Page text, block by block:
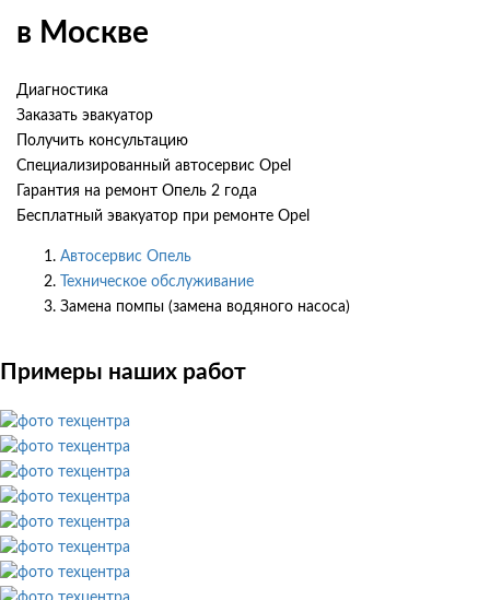
в Москве
Диагностика
Заказать эвакуатор
Получить консультацию
Специализированный автосервис Opel
Гарантия на ремонт Опель 2 года
Бесплатный эвакуатор при ремонте Opel
Автосервис Опель
Техническое обслуживание
Замена помпы (замена водяного насоса)
Примеры наших работ